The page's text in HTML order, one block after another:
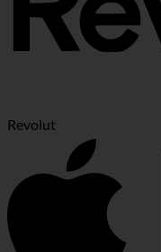
Revolut